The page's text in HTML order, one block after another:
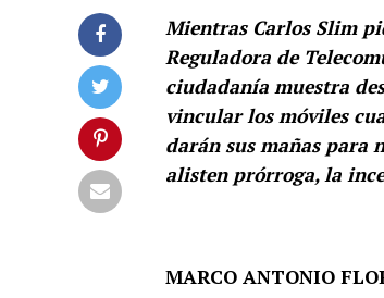
Mientras Carlos Slim
Reguladora de
ciudadanía muestra
vincular los móviles
darán sus mañas para
alisten prórroga, la
MARCO ANTONIO